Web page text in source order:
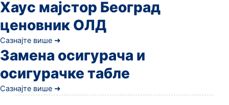
Хаус мајстор Београд
ценовник ОЛД
Сазнајте више ➜
Замена осигурача и
осигурачке табле
Сазнајте више ➜